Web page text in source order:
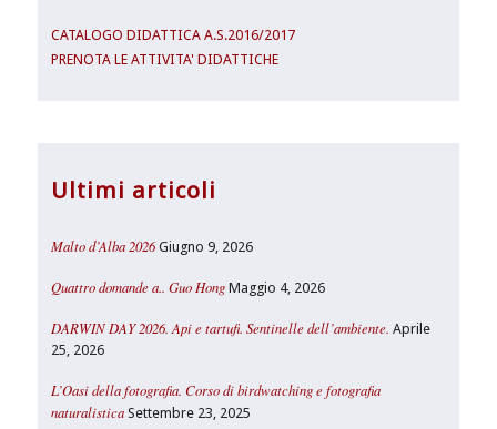
CATALOGO DIDATTICA A.S.2016/2017
PRENOTA LE ATTIVITA' DIDATTICHE
Ultimi articoli
Malto d’Alba 2026 Giugno 9, 2026
Quattro domande a.. Guo Hong Maggio 4, 2026
DARWIN DAY 2026. Api e tartufi. Sentinelle dell’ambiente. Aprile
25, 2026
L’Oasi della fotografia. Corso di birdwatching e fotografia
naturalistica Settembre 23, 2025